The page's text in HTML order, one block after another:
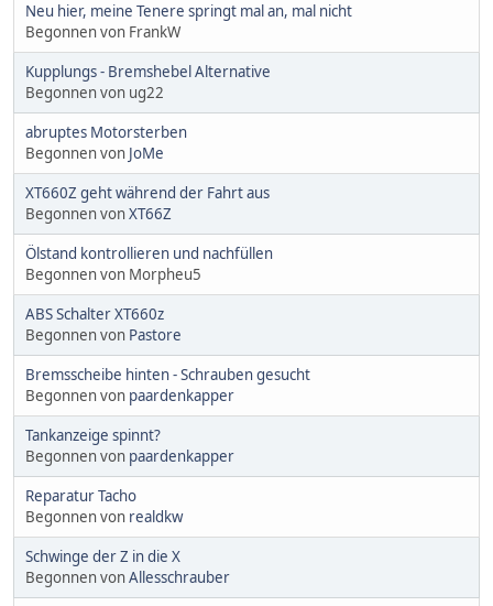
Neu hier, meine Tenere springt mal an, mal nicht
Begonnen von FrankW
Kupplungs - Bremshebel Alternative
Begonnen von ug22
abruptes Motorsterben
Begonnen von JoMe
XT660Z geht während der Fahrt aus
Begonnen vonXT66Z
Ölstand kontrollieren und nachfüllen
Begonnen von Morpheu5
ABS Schalter XT660z
Begonnen von Pastore
Bremsscheibe hinten - Schrauben gesucht
Begonnen von paardenkapper
Tankanzeige spinnt?
Begonnen von paardenkapper
Reparatur Tacho
Begonnen von realdkw
Schwinge der Z in die X
Begonnen vonAllesschrauber